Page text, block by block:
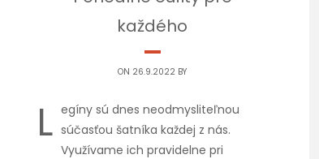
každého
ON 26.9.2022 BY
L egíny sú dnes neodmysliteľnou
súčasťou šatníka každej z nás.
Využívame ich pravidelne pri